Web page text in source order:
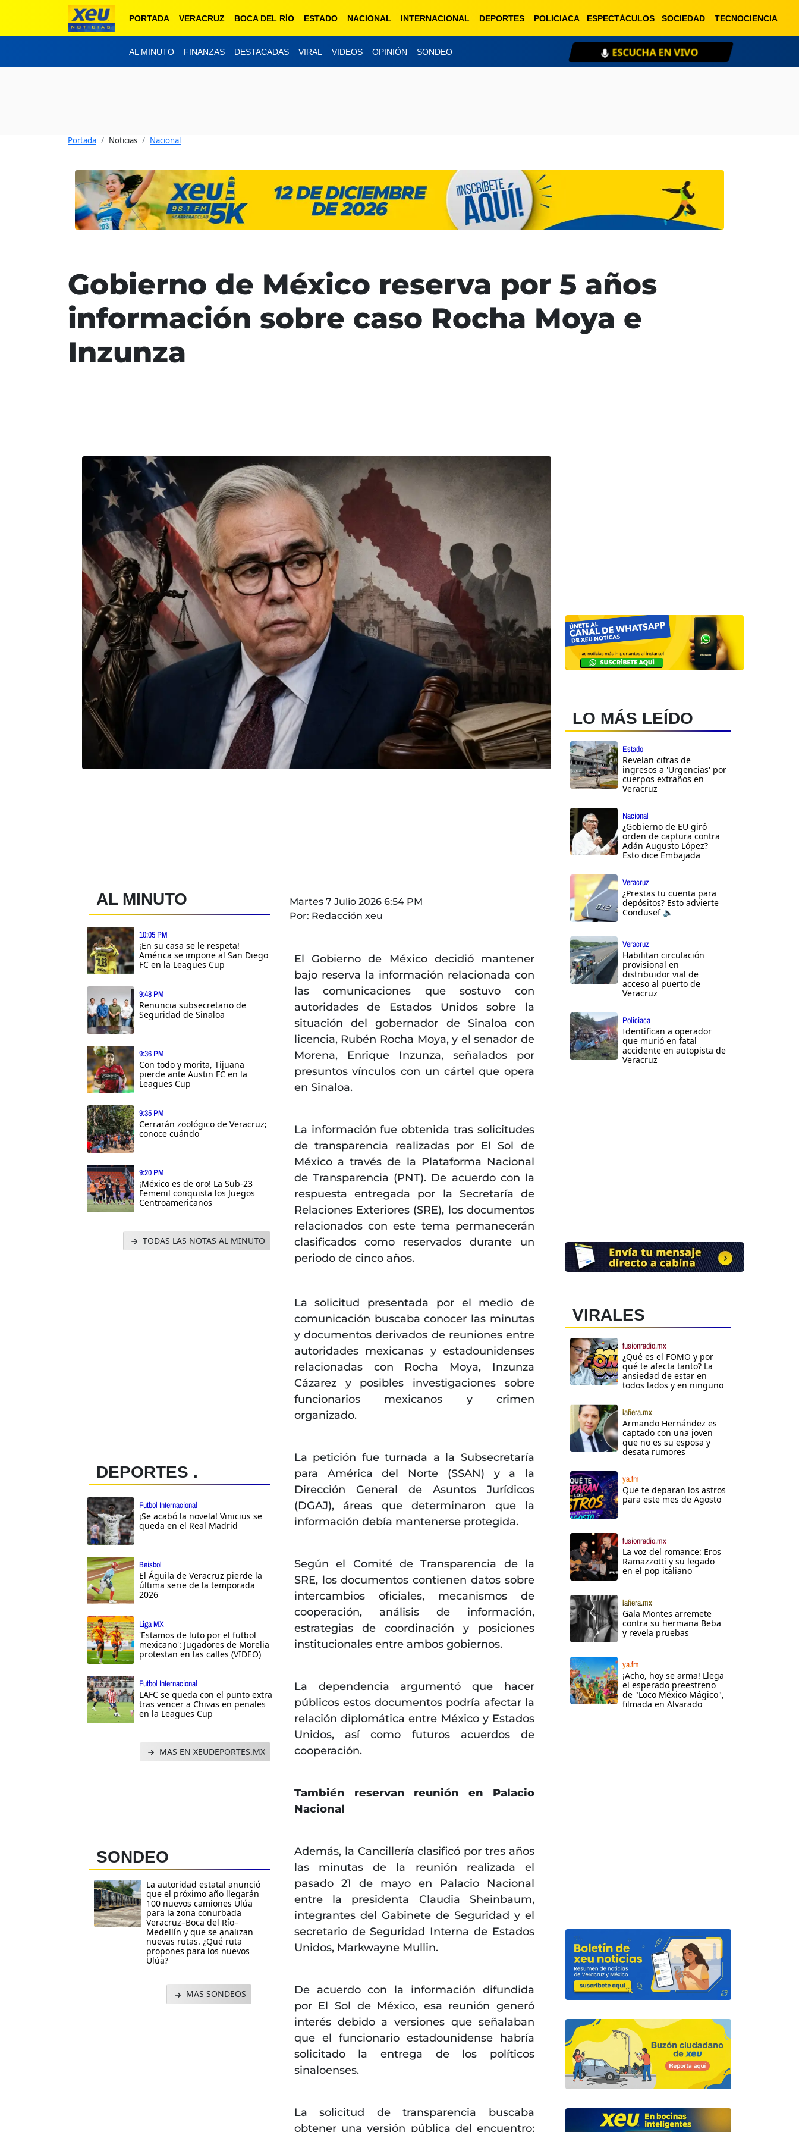
PORTADA VERACRUZ BOCA DEL RÍO ESTADO NACIONAL INTERNACIONAL DEPORTES POLICIACA ESPECTÁCULOS SOCIEDAD TECNOCIENCIA
AL MINUTO FINANZAS DESTACADAS VIRAL VIDEOS OPINIÓN SONDEO ESCUCHA EN VIVO
Portada Noticias Nacional
Gobierno de México reserva por 5 años
información sobre caso Rocha Moya e
Inzunza
AL MINUTO
10:05 PM
¡En su casa se le respeta!
América se impone al San Diego
FC en la Leagues Cup
9:48 PM
Renuncia subsecretario de
Seguridad de Sinaloa
9:36 PM
Con todo y morita, Tijuana
pierde ante Austin FC en la
Leagues Cup
9:35 PM
Cerrarán zoológico de Veracruz;
conoce cuándo
9:20 PM
¡México es de oro! La Sub-23
Femenil conquista los Juegos
Centroamericanos
TODAS LAS NOTAS AL MINUTO
DEPORTES .
Futbol Internacional
¡Se acabó la novela! Vinicius se
queda en el Real Madrid
Beisbol
El Águila de Veracruz pierde la
última serie de la temporada
2026
Liga MX
'Estamos de luto por el futbol
mexicano': Jugadores de Morelia
protestan en las calles (VIDEO)
Futbol Internacional
LAFC se queda con el punto extra
tras vencer a Chivas en penales
en la Leagues Cup
MAS EN XEUDEPORTES.MX
SONDEO
La autoridad estatal anunció
que el próximo año llegarán
100 nuevos camiones Ulúa
para la zona conurbada
Veracruz–Boca del Río–
Medellín y que se analizan
nuevas rutas. ¿Qué ruta
propones para los nuevos
Ulúa?
MAS SONDEOS
Martes 7 Julio 2026 6:54 PM
Por: Redacción xeu
El Gobierno de México decidió mantener
bajo reserva la información relacionada con
las comunicaciones que sostuvo con
autoridades de Estados Unidos sobre la
situación del gobernador de Sinaloa con
licencia, Rubén Rocha Moya, y el senador de
Morena, Enrique Inzunza, señalados por
presuntos vínculos con un cártel que opera
en Sinaloa.
La información fue obtenida tras solicitudes
de transparencia realizadas por El Sol de
México a través de la Plataforma Nacional
de Transparencia (PNT). De acuerdo con la
respuesta entregada por la Secretaría de
Relaciones Exteriores (SRE), los documentos
relacionados con este tema permanecerán
clasificados como reservados durante un
periodo de cinco años.
La solicitud presentada por el medio de
comunicación buscaba conocer las minutas
y documentos derivados de reuniones entre
autoridades mexicanas y estadounidenses
relacionadas con Rocha Moya, Inzunza
Cázarez y posibles investigaciones sobre
funcionarios mexicanos y crimen
organizado.
La petición fue turnada a la Subsecretaría
para América del Norte (SSAN) y a la
Dirección General de Asuntos Jurídicos
(DGAJ), áreas que determinaron que la
información debía mantenerse protegida.
Según el Comité de Transparencia de la
SRE, los documentos contienen datos sobre
intercambios oficiales, mecanismos de
cooperación, análisis de información,
estrategias de coordinación y posiciones
institucionales entre ambos gobiernos.
La dependencia argumentó que hacer
públicos estos documentos podría afectar la
relación diplomática entre México y Estados
Unidos, así como futuros acuerdos de
cooperación.
También reservan reunión en Palacio
Nacional
Además, la Cancillería clasificó por tres años
las minutas de la reunión realizada el
pasado 21 de mayo en Palacio Nacional
entre la presidenta Claudia Sheinbaum,
integrantes del Gabinete de Seguridad y el
secretario de Seguridad Interna de Estados
Unidos, Markwayne Mullin.
De acuerdo con la información difundida
por El Sol de México, esa reunión generó
interés debido a versiones que señalaban
que el funcionario estadounidense habría
solicitado la entrega de los políticos
sinaloenses.
La solicitud de transparencia buscaba
obtener una versión pública del encuentro;
LO MÁS LEÍDO
Estado
Revelan cifras de
ingresos a 'Urgencias' por
cuerpos extraños en
Veracruz
Nacional
¿Gobierno de EU giró
orden de captura contra
Adán Augusto López?
Esto dice Embajada
Veracruz
¿Prestas tu cuenta para
depósitos? Esto advierte
Condusef 🔈
Veracruz
Habilitan circulación
provisional en
distribuidor vial de
acceso al puerto de
Veracruz
Policiaca
Identifican a operador
que murió en fatal
accidente en autopista de
Veracruz
VIRALES
fusionradio.mx
¿Qué es el FOMO y por
qué te afecta tanto? La
ansiedad de estar en
todos lados y en ninguno
lafiera.mx
Armando Hernández es
captado con una joven
que no es su esposa y
desata rumores
ya.fm
Que te deparan los astros
para este mes de Agosto
fusionradio.mx
La voz del romance: Eros
Ramazzotti y su legado
en el pop italiano
lafiera.mx
Gala Montes arremete
contra su hermana Beba
y revela pruebas
ya.fm
¡Acho, hoy se arma! Llega
el esperado preestreno
de "Loco México Mágico",
filmada en Alvarado